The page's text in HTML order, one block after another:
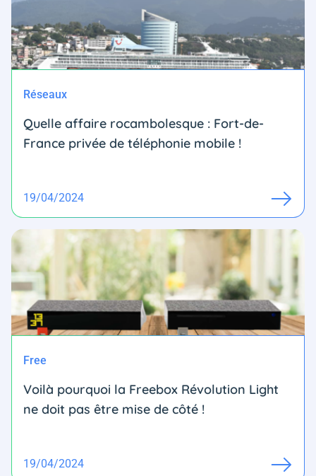
Réseaux
Quelle affaire rocambolesque : Fort-de-
France privée de téléphonie mobile !
19/04/2024
Free
Voilà pourquoi la Freebox Révolution Light
ne doit pas être mise de côté !
19/04/2024